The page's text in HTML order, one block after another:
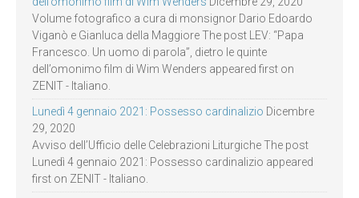
Volume fotografico a cura di monsignor Dario Edoardo
Viganò e Gianluca della Maggiore The post LEV: “Papa
Francesco. Un uomo di parola”, dietro le quinte
dell’omonimo film di Wim Wenders appeared first on
ZENIT - Italiano.
Lunedì 4 gennaio 2021: Possesso cardinalizio Dicembre
29, 2020
Avviso dell’Ufficio delle Celebrazioni Liturgiche The post
Lunedì 4 gennaio 2021: Possesso cardinalizio appeared
first on ZENIT - Italiano.